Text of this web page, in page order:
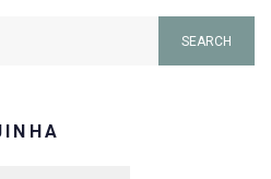
SEARCH